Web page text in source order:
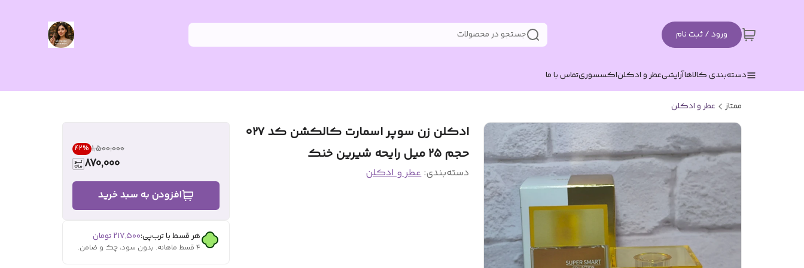
ورود / ثبت نام جستجو در محصولات
دسته‌بندی کالاهاآرایشیعطر و ادکلناکسسوریتماس با ما
ممتاز عطر و ادکلن
ادکلن زن سوپر اسمارت کالکشن کد ۰۲۷
حجم ۲۵ میل رایحه شیرین خنک
دسته‌بندی:عطر و ادکلن
۱٬۵۰۰٬۰۰۰ 42%
870,000
افزودن به سبد خرید
هر قسط با ترب‌پی:۲۱۷٬۵۰۰تومان
۴ قسط ماهانه. بدون سود، چک و ضامن.